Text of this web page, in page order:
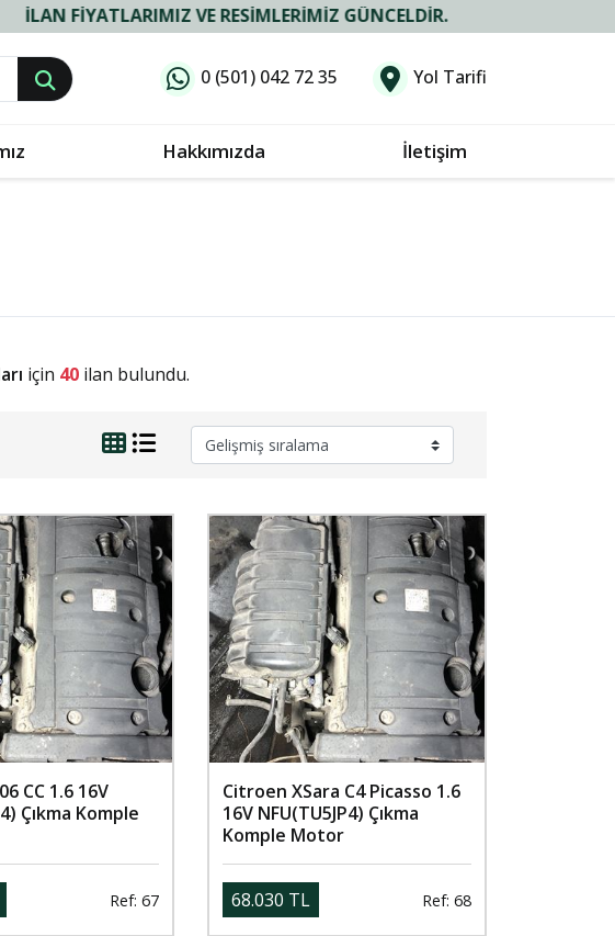
VE RESIMLERIMIZ GÜNCELDIR.
0 (501) 042 72 35 Yol Tarifi
Hakkımızda İletişim
için 40ilan bulundu.
CC 1.6 16V
Çıkma Komple
Ref: 67
Citroen XSara C4 Picasso 1.6
16V NFU(TU5JP4) Çıkma
Komple Motor
68.030 TL Ref: 68